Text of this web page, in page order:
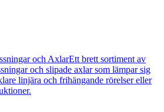
och AxlarEtt brett sortiment av
och slipade axlar som lämpar sig
linjära och frihängande rörelser eller